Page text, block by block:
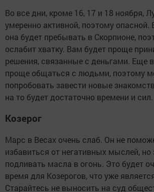
Во все дни, кроме 16, 17 и 18 ноября,
умеренно активной, поэтому опасной.
она будет пребывать в Скорпионе,
ослабит хватку. Вам будет проще
решения, связанные с деньгами. Еще
проще общаться с людьми, поэтому
попробовать завести новые
на то будет достаточно времени и сил.
Козерог
Марс в Весах очень слаб. Он не
избавиться от негативных мыслей, но
подливать масла в огонь. Это будет
время для Козерогов, что уже
Старайтесь не выносить на суд